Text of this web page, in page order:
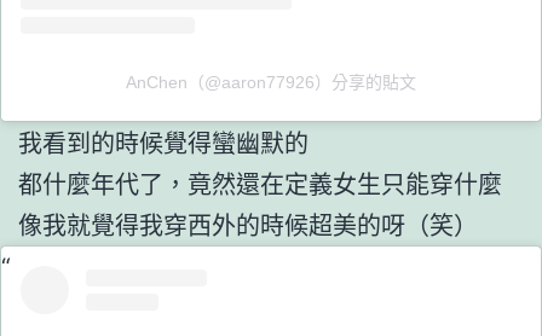
AnChen（@aaron77926）分享的貼文
我看到的時候覺得蠻幽默的
都什麼年代了，竟然還在定義女生只能穿什麼
像我就覺得我穿西外的時候超美的呀（笑）